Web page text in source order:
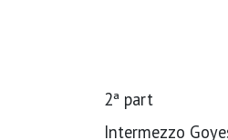
2ª part
Intermezzo